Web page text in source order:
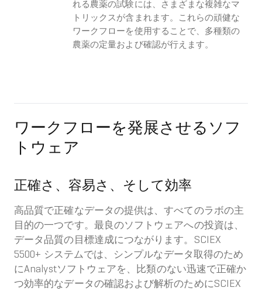
れる農薬の試験には、さまざまな複雑なマ
トリックスが含まれます。これらの頑健な
ワークフローを使用することで、多種類の
農薬の定量および確認が行えます。
ワークフローを発展させるソフ
トウェア
正確さ、容易さ、そして効率
高品質で正確なデータの提供は、すべてのラボの主
目的の一つです。最良のソフトウェアへの投資は、
データ品質の目標達成につながります。SCIEX
5500+ システムでは、シンプルなデータ取得のため
にAnalystソフトウェアを、比類のない迅速で正確か
つ効率的なデータの確認および解析のためにSCIEX